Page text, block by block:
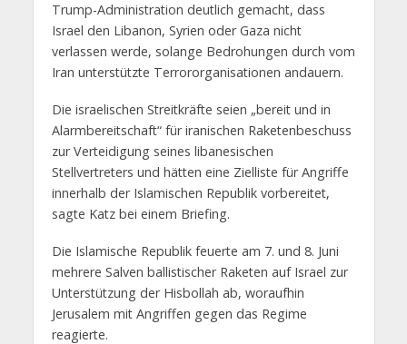
Trump-Administration deutlich gemacht, dass
Israel den Libanon, Syrien oder Gaza nicht
verlassen werde, solange Bedrohungen durch vom
Iran unterstützte Terrororganisationen andauern.
Die israelischen Streitkräfte seien „bereit und in
Alarmbereitschaft“ für iranischen Raketenbeschuss
zur Verteidigung seines libanesischen
Stellvertreters und hätten eine Zielliste für Angriffe
innerhalb der Islamischen Republik vorbereitet,
sagte Katz bei einem Briefing.
Die Islamische Republik feuerte am 7. und 8. Juni
mehrere Salven ballistischer Raketen auf Israel zur
Unterstützung der Hisbollah ab, woraufhin
Jerusalem mit Angriffen gegen das Regime
reagierte.